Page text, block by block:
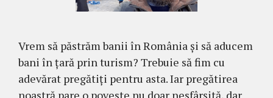
Vrem să păstrăm banii în România și să aducem
bani în țară prin turism? Trebuie să fim cu
adevărat pregătiți pentru asta. Iar pregătirea